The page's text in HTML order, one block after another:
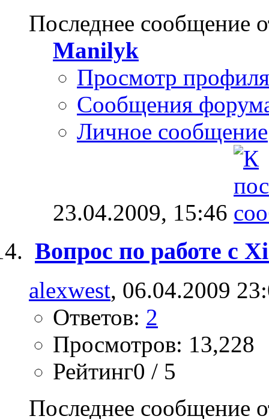
Последнее сообщение
Manilyk
Просмотр профиля
Сообщения
Личное сообщение
23.04.2009, 15:46
Вопрос по работе с
alexwest, 06.04.2009
Ответов: 2
Просмотров: 13,228
Рейтинг0 / 5
Последнее сообщение